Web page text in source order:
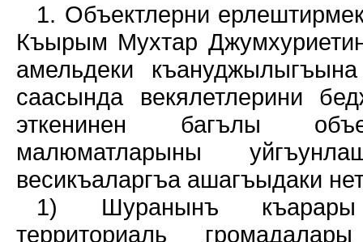
1. Объектлерни
Къырым Мухтар
амельдеки
саасында векялетлерини
эткенинен багълы
малюматларыны
весикъаларгъа ашагъыдаки
1) Шуранынъ къарары
территориаль